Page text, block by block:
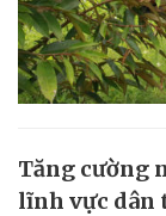
Tăng cường
lĩnh vực dân